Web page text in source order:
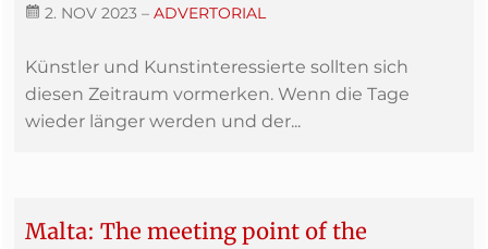
2. NOV 2023 – ADVERTORIAL
Künstler und Kunstinteressierte sollten sich
diesen Zeitraum vormerken. Wenn die Tage
wieder länger werden und der...
Malta: The meeting point of the